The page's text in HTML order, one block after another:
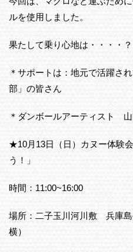
ルを使用しました。
果たして乗り心地は・・・・？
＊サポートは：地元で活躍さ
部」の皆さん
＊ダンボールアーティスト 山
★10月13日（日）カヌー体験
う！」
時間：11:00~16:00
場所：二子玉川河川敷 兵庫
横）